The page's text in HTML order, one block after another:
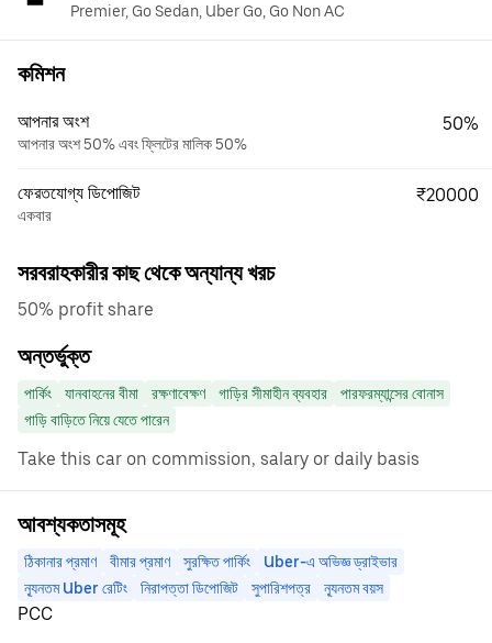
Premier, Go Sedan, Uber Go, Go Non AC
কমিশন
আপনার অংশ
আপনার অংশ 50% এবং ফ্লিটের মালিক 50%
50%
ফেরতযোগ্য ডিপোজিট
একবার
₹20000
সরবরাহকারীর কাছ থেকে অন্যান্য খরচ
50% profit share
অন্তর্ভুক্ত
পার্কিং যানবাহনের বীমা রক্ষণাবেক্ষণ গাড়ির সীমাহীন ব্যবহার
পারফরম্যান্সের বোনাস
গাড়ি বাড়িতে নিয়ে যেতে পারেন
Take this car on commission, salary or daily basis
আবশ্যকতাসমূহ
ঠিকানার প্রমাণ বীমার প্রমাণ সুরক্ষিত পার্কিং
Uber-এ অভিজ্ঞ ড্রাইভার
ন্যূনতম Uber রেটিং
নিরাপত্তা ডিপোজিট সুপারিশপত্র ন্যূনতম বয়স
PCC